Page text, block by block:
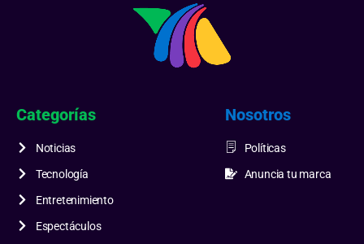
Categorías
Noticias
Tecnología
Entretenimiento
Espectáculos
Nosotros
Políticas
Anuncia tu marca